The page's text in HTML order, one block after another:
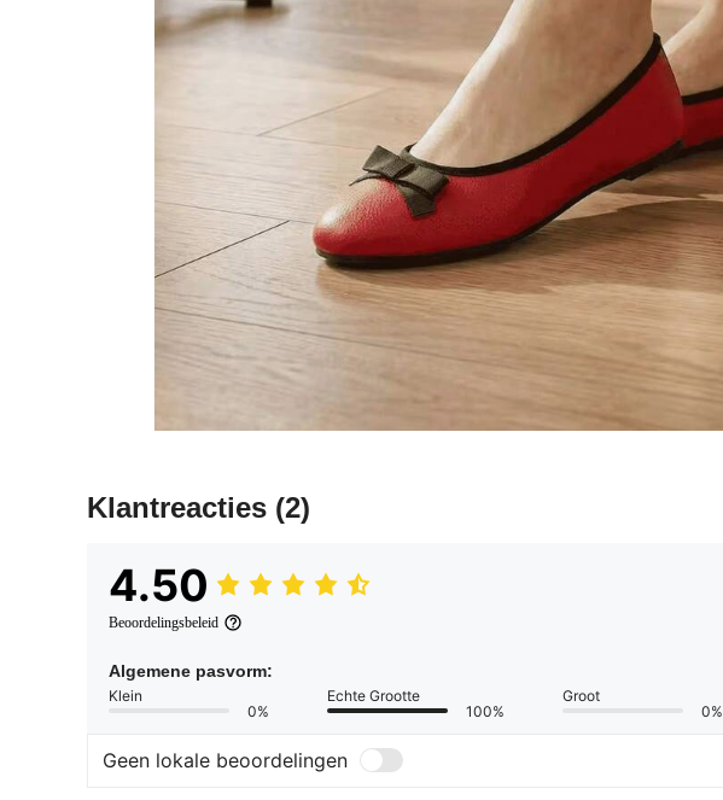
Klantreacties (2)
4.50
Beoordelingsbeleid
Algemene pasvorm:
Klein
0%
Echte Grootte
100%
Groot
0%
Geen lokale beoordelingen